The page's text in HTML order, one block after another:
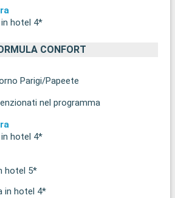
hotel 4*
CONFORT
Parigi/Papeete
nel programma
hotel 4*
hotel 5*
in hotel 4*